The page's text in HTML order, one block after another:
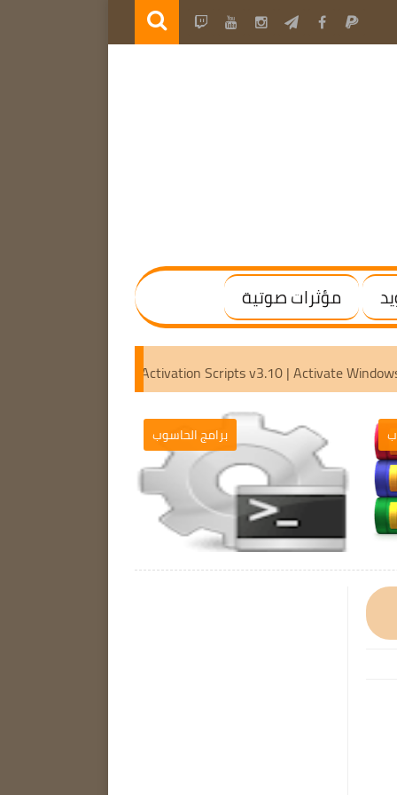
مؤثرات صوتية
Microsoft Activation Scripts v3.10 |
برامج الحاسوب